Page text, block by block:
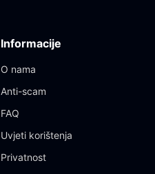
Informacije
O nama
Anti-scam
FAQ
Uvjeti korištenja
Privatnost